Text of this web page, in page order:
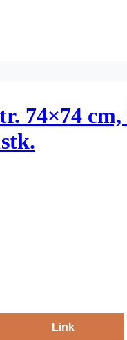
74×74 cm,
Link